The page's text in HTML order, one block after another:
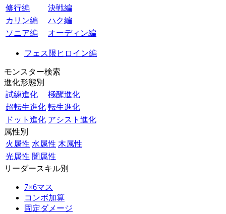
修行編
決戦編
カリン編
ハク編
ソニア編
オーディン編
フェス限ヒロイン編
モンスター検索
進化形態別
試練進化
極醒進化
超転生進化 転生進化
ドット進化 アシスト進化
属性別
火属性 水属性 木属性
光属性 闇属性
リーダースキル別
7×6マス
コンボ加算
固定ダメージ